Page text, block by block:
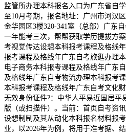
监管所办理本科报名入口为广东省自
至10月考期，报名地址：广州市河汉
金华园区3楼320-341室（总部）广东
一年能考三次，帮帮获取学历提拔方
考视觉传达设想本科报考课程及格线
报考课程及格线年广东自考旅逛办理
电子商务本科报考课程及格线年广东
及格线年广东自考物流办理本科报考
本科报考课程及格线年广东自考文化
无效身份证件?：中华人平易近国居平
版（或扫描件）。当前：首页自考资
设想制制及其从动化本科报名材料报
业，以2026年为例，将用于准考据、